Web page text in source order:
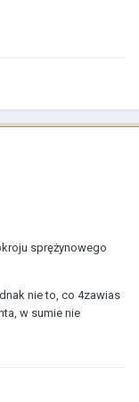
sprężynowego
nie to, co 4zawias
w sumie nie